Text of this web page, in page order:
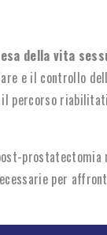
della vita
e il controllo
percorso
prostatectomia
per